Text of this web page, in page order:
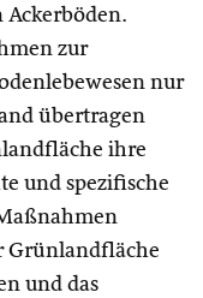
Ackerböden.
zur
nur
übertragen
ihre
und spezifische
Grünlandfläche
und das